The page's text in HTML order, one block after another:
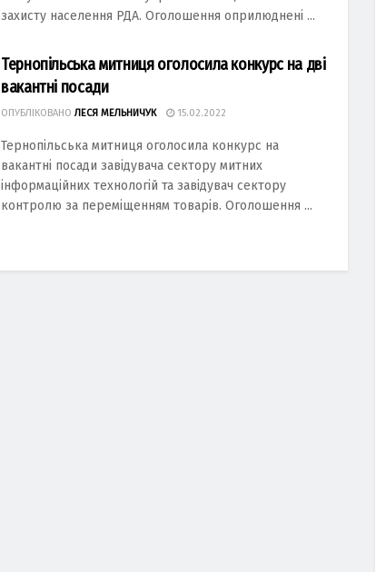
захисту населення РДА. Оголошення оприлюднені ...
Тернопільська митниця оголосила конкурс на дві
вакантні посади
ОПУБЛІКОВАНО ЛЕСЯ МЕЛЬНИЧУК 15.02.2022
Тернопільська митниця оголосила конкурс на
вакантні посади завідувача сектору митних
інформаційних технологій та завідувач сектору
контролю за переміщенням товарів. Оголошення ...